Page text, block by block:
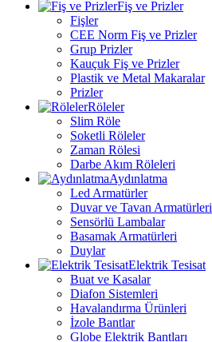
Fiş ve Prizler
Fişler
CEE Norm Fiş ve Prizler
Grup Prizler
Kauçuk Fiş ve Prizler
Plastik ve Metal Makaralar
Prizler
Röleler
Slim Röle
Soketli Röleler
Zaman Rölesi
Darbe Akım Röleleri
Aydınlatma
Led Armatürler
Duvar ve Tavan Armatürleri
Sensörlü Lambalar
Basamak Armatürleri
Duylar
Elektrik Tesisat
Buat ve Kasalar
Diafon Sistemleri
Havalandırma Ürünleri
İzole Bantlar
Globe Elektrik Bantları